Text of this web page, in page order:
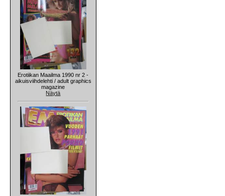
Erotiikan Maailma 1990 nr 2 -
aikuisviihdelehti / adult graphics
magazine
Näytä